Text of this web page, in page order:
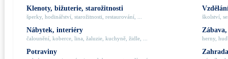
Klenoty, bižuterie, starožitnosti
šperky, hodinářství, starožitnosti, restaurování, ...
Nábytek, interiéry
čalounění, koberce, lina, žaluzie, kuchyně, židle, ...
Potraviny
školství,
herny,